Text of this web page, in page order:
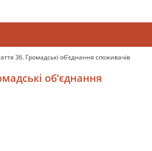
36. Громадські об’єднання споживачів
об’єднання